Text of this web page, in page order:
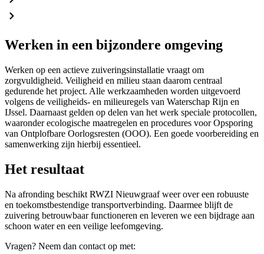
Werken in een bijzondere omgeving
Werken op een actieve zuiveringsinstallatie vraagt om
zorgvuldigheid. Veiligheid en milieu staan daarom centraal
gedurende het project. Alle werkzaamheden worden uitgevoerd
volgens de veiligheids- en milieuregels van Waterschap Rijn en
IJssel. Daarnaast gelden op delen van het werk speciale protocollen,
waaronder ecologische maatregelen en procedures voor Opsporing
van Ontplofbare Oorlogsresten (OOO). Een goede voorbereiding en
samenwerking zijn hierbij essentieel.
Het resultaat
Na afronding beschikt RWZI Nieuwgraaf weer over een robuuste
en toekomstbestendige transportverbinding. Daarmee blijft de
zuivering betrouwbaar functioneren en leveren we een bijdrage aan
schoon water en een veilige leefomgeving.
Vragen? Neem dan contact op met: